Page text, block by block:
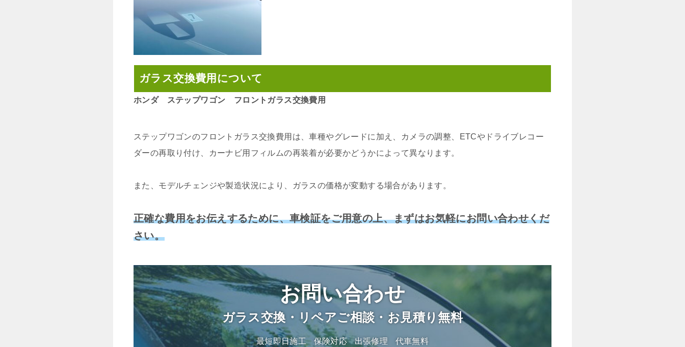
ガラス交換費用について
ホンダ ステップワゴン フロントガラス交換費用
ステップワゴンのフロントガラス交換費用は、車種やグレードに加え、カメラの調整、ETCやドライブレコー
ダーの再取り付け、カーナビ用フィルムの再装着が必要かどうかによって異なります。
また、モデルチェンジや製造状況により、ガラスの価格が変動する場合があります。
正確な費用をお伝えするために、車検証をご用意の上、まずはお気軽にお問い合わせくだ
さい。
お問い合わせ
ガラス交換・リペアご相談・お見積り無料
最短即日施工 保険対応 出張修理
代車無料